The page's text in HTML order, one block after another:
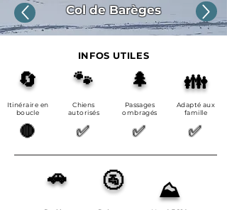
Col de Barèges
INFOS UTILES
🔄
Itinéraire en
boucle
🔴
🐾
Chiens
autorisés
✅
🌲
Passages
ombragés
✅
👪
Adapté aux
famille
✅
🚗 🚰 ⛰️